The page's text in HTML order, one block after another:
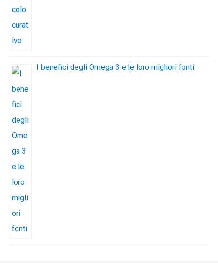
I benefici degli Omega 3 e le loro migliori fonti